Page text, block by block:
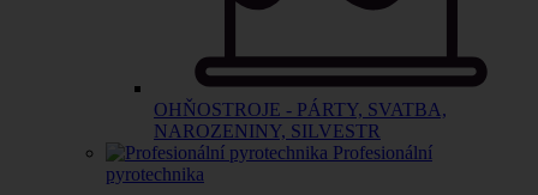
OHŇOSTROJE - PÁRTY, SVATBA,
NAROZENINY, SILVESTR
Profesionální
pyrotechnika